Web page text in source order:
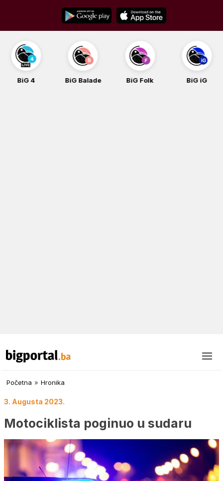
content
BiG 4 BiG Balade BiG Folk BiG iG
Početna » Hronika
3. Augusta 2023.
Motociklista poginuo u sudaru